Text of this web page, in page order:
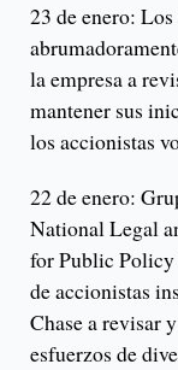
23 de enero:
la empresa a
mantener sus
los accionistas
22 de enero:
National Legal
for Public Policy
de accionistas
Chase a revisar
esfuerzos de